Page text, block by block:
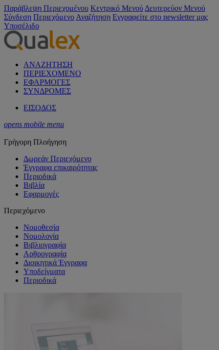
Παράβλεψη Περιεχομένου Κεντρικό Μενού Δευτερεύον Μενού
Σύνδεση Περιεχόμενο Αναζήτηση Εγγραφείτε στο newsletter μας
Υποσέλιδο
ΑΝΑΖΗΤΗΣΗ
ΠΕΡΙΕΧΟΜΕΝΟ
ΕΦΑΡΜΟΓΕΣ
ΣΥΝΔΡΟΜΕΣ
ΕΙΣΟΔΟΣ
opens mobile menu
Γρήγορη Πλοήγηση
Δωρεάν Περιεχόμενο
Έγγραφα επικαιρότητας
Περιοδικά
Βιβλία
Εφαρμογές
Περιεχόμενο
Νομοθεσία
Νομολογία
Βιβλιογραφία
Αρθρογραφία
Διοικητικά Έγγραφα
Υποδείγματα
Περιοδικά